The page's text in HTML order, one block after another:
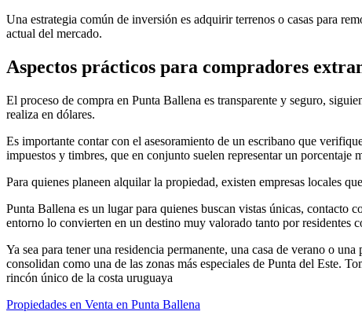
Una estrategia común de inversión es adquirir terrenos o casas para
actual del mercado.
Aspectos prácticos para compradores
El proceso de compra en Punta Ballena es transparente y seguro,
realiza en dólares.
Es importante contar con el asesoramiento de un escribano que
impuestos y timbres, que en conjunto suelen representar un porcentaje
Para quienes planeen alquilar la propiedad, existen empresas locales
Punta Ballena es un lugar para quienes buscan vistas únicas,
entorno lo convierten en un destino muy valorado tanto por residentes
Ya sea para tener una residencia permanente, una casa de verano o
consolidan como una de las zonas más especiales de Punta del Este.
rincón único de la costa uruguaya
Propiedades en Venta en Punta Ballena